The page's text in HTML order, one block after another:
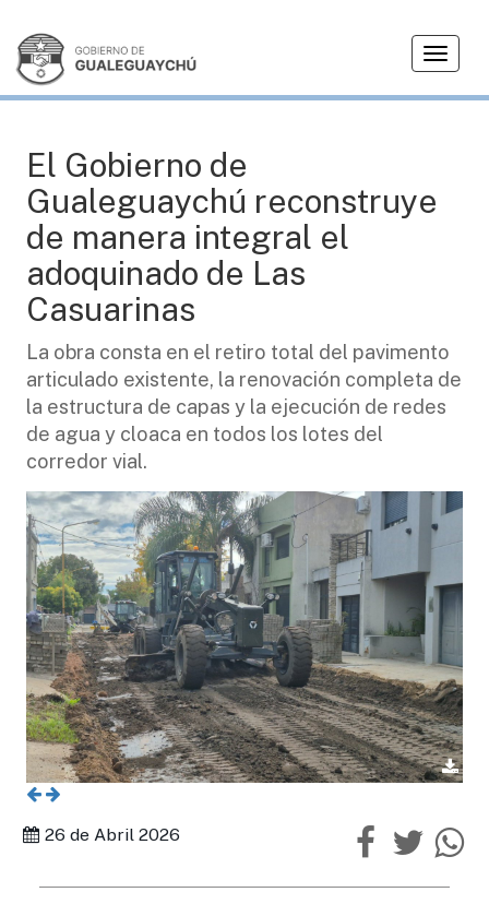
T
g
n
t
o
n
OBRAS
El Gobierno de
Gualeguaychú reconstruye
de manera integral el
adoquinado de Las
Casuarinas
La obra consta en el retiro total del pavimento
articulado existente, la renovación completa de
la estructura de capas y la ejecución de redes
de agua y cloaca en todos los lotes del
corredor vial.
26 de Abril 2026